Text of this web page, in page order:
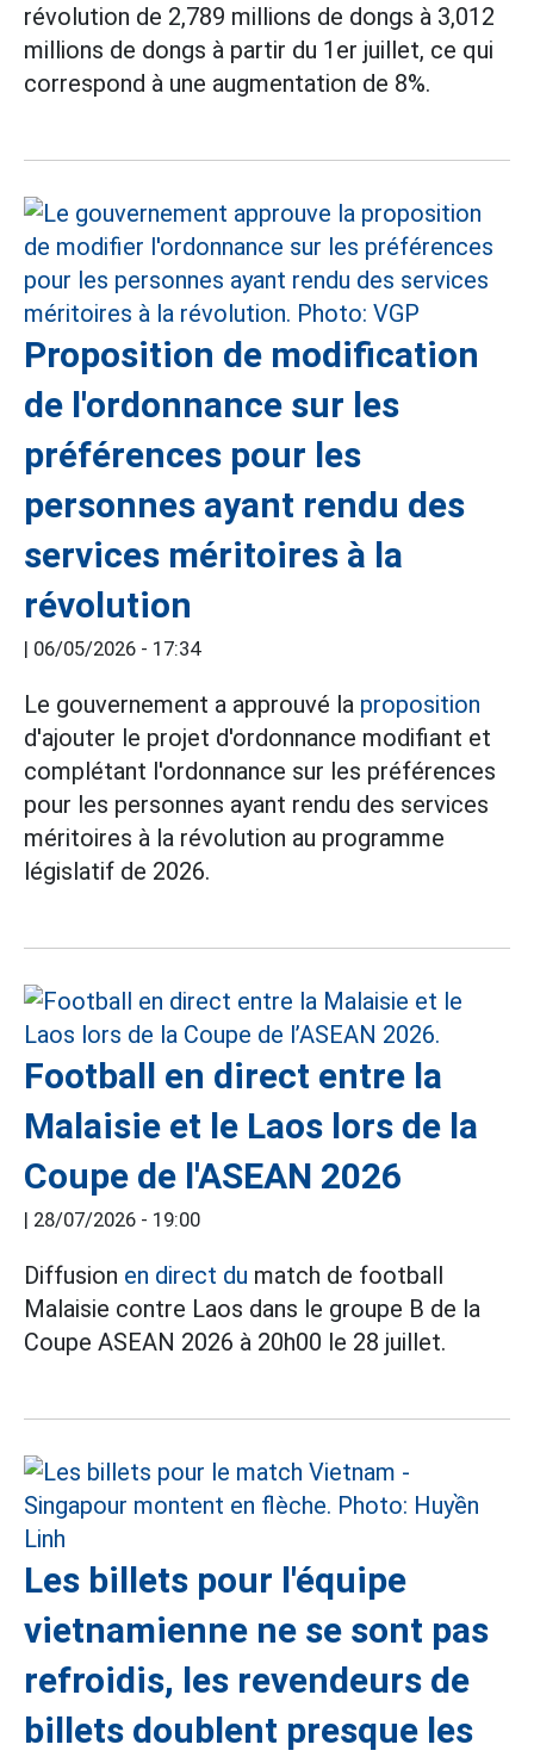
révolution de 2,789 millions de dongs à 3,012
millions de dongs à partir du 1er juillet, ce qui
correspond à une augmentation de 8%.
Proposition de modification
de l'ordonnance sur les
préférences pour les
personnes ayant rendu des
services méritoires à la
révolution
| 06/05/2026 - 17:34
Le gouvernement a approuvé la proposition
d'ajouter le projet d'ordonnance modifiant et
complétant l'ordonnance sur les préférences
pour les personnes ayant rendu des services
méritoires à la révolution au programme
législatif de 2026.
Football en direct entre la
Malaisie et le Laos lors de la
Coupe de l'ASEAN 2026
| 28/07/2026 - 19:00
Diffusion en direct du match de football
Malaisie contre Laos dans le groupe B de la
Coupe ASEAN 2026 à 20h00 le 28 juillet.
Les billets pour l'équipe
vietnamienne ne se sont pas
refroidis, les revendeurs de
billets doublent presque les